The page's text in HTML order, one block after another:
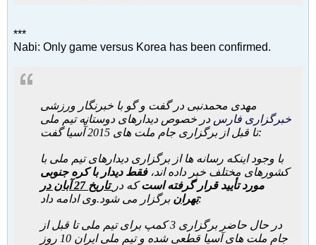
***
Nabi: Only game versus Korea has been confirmed.
مهدی محمدنبی در گفت و گو با خبرنگار ورزشی
خبرگزاری فارس در خصوص دیدارهای دوستانه تیم ملی
تا قبل از برگزاری جام ملت های 2015 آْسیا گفت:
با وجود اینکه رسانه ها از برگزاری دیدارهای تیم ملی با
کشورهای مختلف خبر داده اند،فقط دیدار با کره جنوبی
مورد تأیید قرار گرفته استکه در
تاریخ 27 آبان در
تهران برگزار می شود. وی ادامه داد:
در حال حاضر برگزاری 3 کمپ برای تیم ملی تا قبل از
جام ملت های آسیا قطعی شده و تیم ملی ایران 10 روز